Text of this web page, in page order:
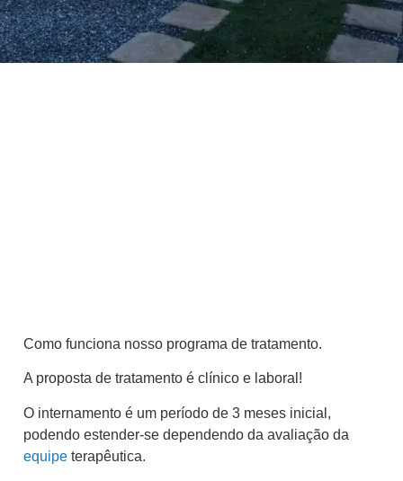
Como funciona nosso programa de tratamento.
A proposta de tratamento é clínico e laboral!
O internamento é um período de 3 meses inicial,
podendo estender-se dependendo da avaliação da
equipe terapêutica.